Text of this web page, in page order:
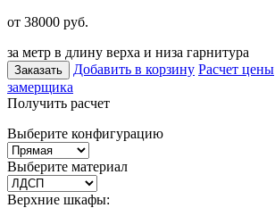
от 38000 руб.
за метр в длину верха и низа гарнитура
Заказать Добавить в корзину Расчет цены
замерщика
Получить расчет
Выберите конфигурацию
Выберите материал
Верхние шкафы: